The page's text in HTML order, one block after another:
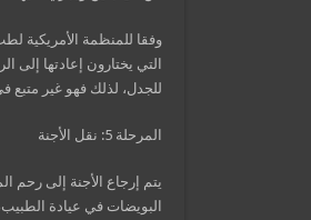
وفقا للمنظمة الأمريكية
التي يختارون إعادتها إلى
للجدل، لذلك فهو غير متبع
المرحلة 5: نقل الأجنة
البويضات في عيادة